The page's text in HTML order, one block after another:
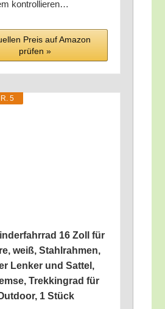
kontrollieren…
Preis auf Ama­zon
prü­fen »
5
16 Zoll für
weiß, Stahl­rah­men,
Len­ker und Sat­tel,
Trek­king­rad für
1 Stück